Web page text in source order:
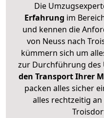
Die
Erfahrung im
und kennen die
von Neuss nach
kümmern sich um
zur Durchführung des
den Transport Ihrer
packen alles sicher
alles rechtzeitig